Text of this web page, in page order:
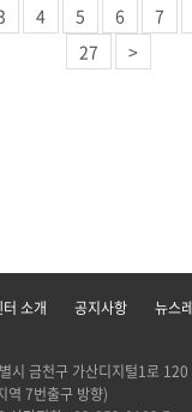
4 5 6 7
27
>
소개 공지사항 뉴스
시 금천구 가산디지털1로
역 7번출구 방향)